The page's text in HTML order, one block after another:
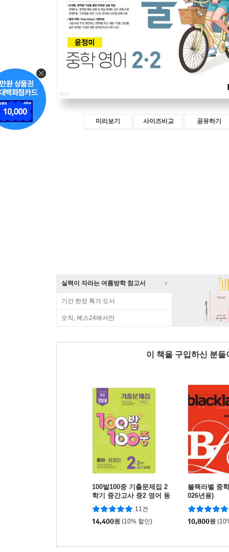
미리보기 사이즈비교 공유하기
실력이 자라는 여름방학 참고서
기간 한정 특가 도서
오직, 예스24에서만
이 책을 구입하신 분
100발100중 기출문제집 2
학기 중간고사 중2 영어 동
아 윤정미 (2026년)
11건
14,400원 (10% 할인)
블랙라벨 중
026년용)
10,800원